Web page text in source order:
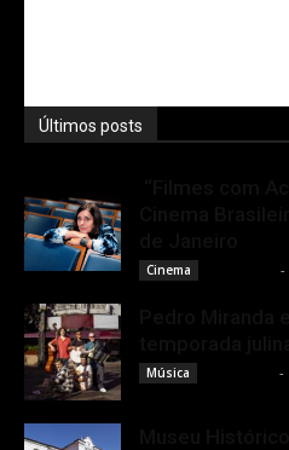
Últimos posts
Cinema -
Música -